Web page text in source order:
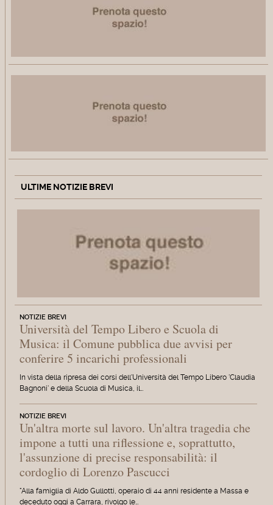
ULTIME NOTIZIE BREVI
NOTIZIE BREVI
Università del Tempo Libero e Scuola di
Musica: il Comune pubblica due avvisi per
conferire 5 incarichi professionali
In vista della ripresa dei corsi dell'Università del Tempo Libero 'Claudia
Bagnoni' e della Scuola di Musica, il…
NOTIZIE BREVI
Un'altra morte sul lavoro. Un'altra tragedia che
impone a tutti una riflessione e, soprattutto,
l'assunzione di precise responsabilità: il
cordoglio di Lorenzo Pascucci
"Alla famiglia di Aldo Gullotti, operaio di 44 anni residente a Massa e
deceduto oggi a Carrara, rivolgo le…